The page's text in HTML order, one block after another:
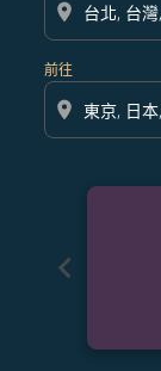
location_on
前往
location_on
chevron_left